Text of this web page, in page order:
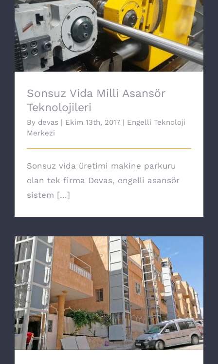
Sonsuz Vida Milli Asansör Teknolojileri
Sonsuz Vida Milli Asansör
Teknolojileri
By devas | Ekim 13th, 2017 | Engelli Teknoloji
Merkezi
Sonsuz vida üretimi makine parkuru
olan tek firma Devas, engelli asansör
sistem [...]
Hidrolik Ev Asansörü Teknolojileri